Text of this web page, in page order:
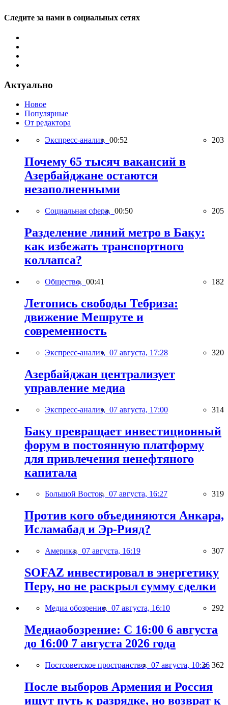
Следите за нами в социальных сетях
Актуально
Новое
Популярные
От редактора
Экспресс-анализ, 00:52 203
Почему 65 тысяч вакансий в
Азербайджане остаются
незаполненными
Социальная сфера, 00:50 205
Разделение линий метро в Баку:
как избежать транспортного
коллапса?
Общество, 00:41 182
Летопись свободы Тебриза:
движение Мешруте и
современность
Экспресс-анализ, 07 августа, 17:28 320
Азербайджан централизует
управление медиа
Экспресс-анализ, 07 августа, 17:00 314
Баку превращает инвестиционный
форум в постоянную платформу
для привлечения ненефтяного
капитала
Большой Восток, 07 августа, 16:27 319
Против кого объединяются Анкара,
Исламабад и Эр-Рияд?
Америка, 07 августа, 16:19 307
SOFAZ инвестировал в энергетику
Перу, но не раскрыл сумму сделки
Медиа обозрение, 07 августа, 16:10 292
Медиаобозрение: С 16:00 6 августа
до 16:00 7 августа 2026 года
Постсоветское пространство, 07 августа, 10:26 362
После выборов Армения и Россия
ищут путь к разрядке, но возврат к